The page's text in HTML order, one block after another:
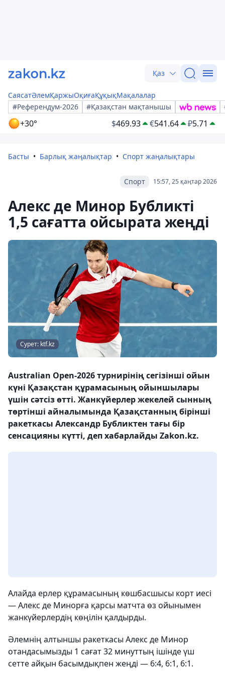
Қаз
СаясатӘлемҚаржыОқиғаҚұқықМақалалар
#Референдум-2026
#Қазақстан мақтанышы
+30° $469.93 €541.64 ₽5.71
Басты Барлық жаңалықтар Спорт жаңалықтары
15:57, 25 қаңтар 2026
Спорт
Алекс де Минор Бубликті
1,5 сағатта ойсырата жеңді
Сурет: ktf.kz
Australian Open-2026 турнирінің сегізінші ойын
күні Қазақстан құрамасының ойыншылары
үшін сәтсіз өтті. Жанкүйерлер жекелей сынның
төртінші айналымында Қазақстанның бірінші
ракеткасы Александр Бубликтен тағы бір
сенсацияны күтті, деп хабарлайды Zakon.kz.
Алайда ерлер құрамасының көшбасшысы корт иесі
— Алекс де Минорға қарсы матчта өз ойынымен
жанкүйерлердің көңілін қалдырды.
Әлемнің алтыншы ракеткасы Алекс де Минор
отандасымызды 1 сағат 32 минуттың ішінде үш
сетте айқын басымдықпен жеңді — 6:4, 6:1, 6:1.